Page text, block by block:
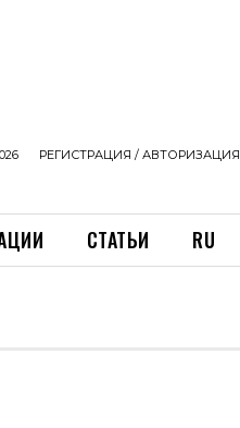
РЕГИСТРАЦИЯ / АВТОРИЗАЦИЯ
СТАТЬИ RU